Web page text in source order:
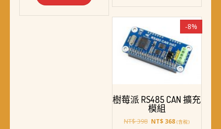
-8%
樹莓派 RS485 CAN 擴充
模組
NT$398 原
NT$ 368目(含稅)